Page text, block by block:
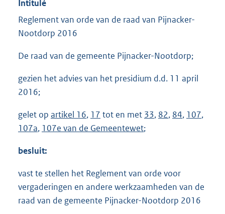
Intitulé
Reglement van orde van de raad van Pijnacker-
Nootdorp 2016
De raad van de gemeente Pijnacker-Nootdorp;
gezien het advies van het presidium d.d. 11 april
2016;
gelet op artikel 16, 17 tot en met 33, 82, 84, 107,
107a, 107e van de Gemeentewet;
besluit:
vast te stellen het Reglement van orde voor
vergaderingen en andere werkzaamheden van de
raad van de gemeente Pijnacker-Nootdorp 2016